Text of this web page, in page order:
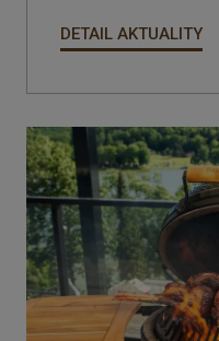
DETAIL AKTUALITY